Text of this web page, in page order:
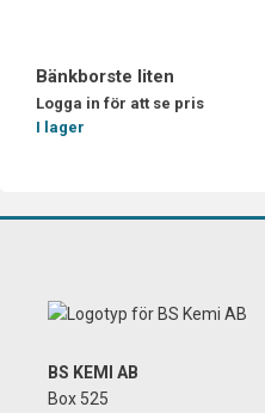
Bänkborste liten
Logga in för att se pris
I lager
BS KEMI AB
Box 525